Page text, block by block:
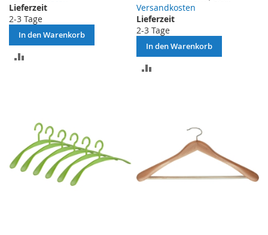
Lieferzeit
2-3 Tage
In den Warenkorb
Versandkosten
Lieferzeit
2-3 Tage
In den Warenkorb